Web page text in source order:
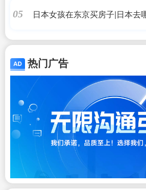
05
日本女孩在东京买房子|日本去
热门广告